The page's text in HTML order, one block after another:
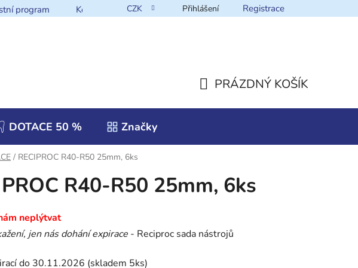
program Kontakt CZK Přihlášení Registrace
PRÁZDNÝ KOŠÍK
DOTACE 50 % Značky
/ RECIPROC R40-R50 25mm, 6ks
R40-R50 25mm, 6ks
neplýtvat
jennás dohání expirace - Reciproc sada nástrojů
do 30.11.2026 (skladem 5ks)